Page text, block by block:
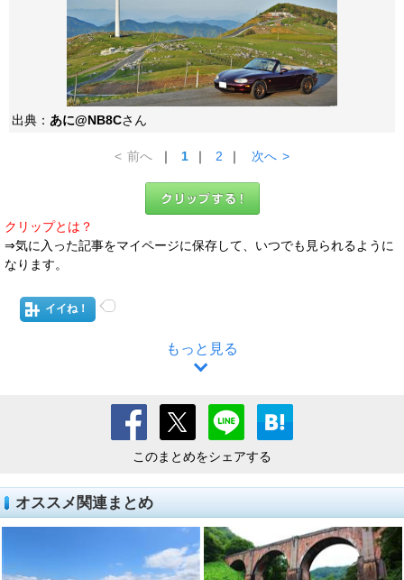
出典： あに@NB8Cさん
< 前へ ｜ 1 ｜ 2 ｜ 次へ >
クリップとは？
⇒気に入った記事をマイページに保存して、いつでも見られるように
なります。
イイね！
もっと見る
このまとめをシェアする
オススメ関連まとめ